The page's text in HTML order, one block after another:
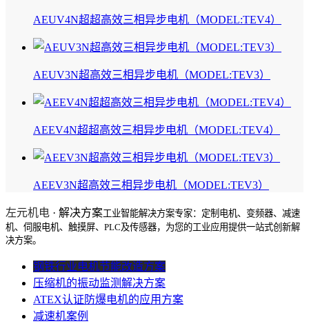
AEUV4N超超高效三相异步电机（MODEL:TEV4）
AEUV3N超高效三相异步电机（MODEL:TEV3）
AEEV4N超超高效三相异步电机（MODEL:TEV4）
AEEV3N超高效三相异步电机（MODEL:TEV3）
左元机电 · 解决方案工业智能解决方案专家：定制电机、变频器、减速
机、伺服电机、触摸屏、PLC及传感器，为您的工业应用提供一站式创新解
决方案。
钢铁行业电机节能改造方案
压缩机的振动监测解决方案
ATEX认证防爆电机的应用方案
减速机案例